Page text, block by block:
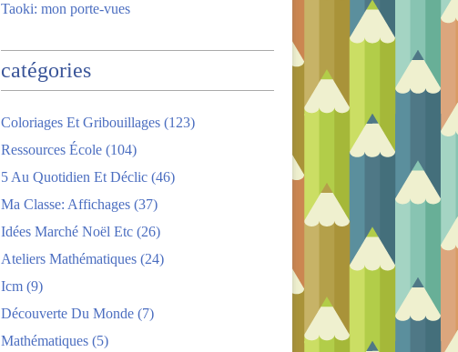
Taoki: mon porte-vues
catégories
Coloriages Et Gribouillages (123)
Ressources École (104)
5 Au Quotidien Et Déclic (46)
Ma Classe: Affichages (37)
Idées Marché Noël Etc (26)
Ateliers Mathématiques (24)
Icm (9)
Découverte Du Monde (7)
Mathématiques (5)